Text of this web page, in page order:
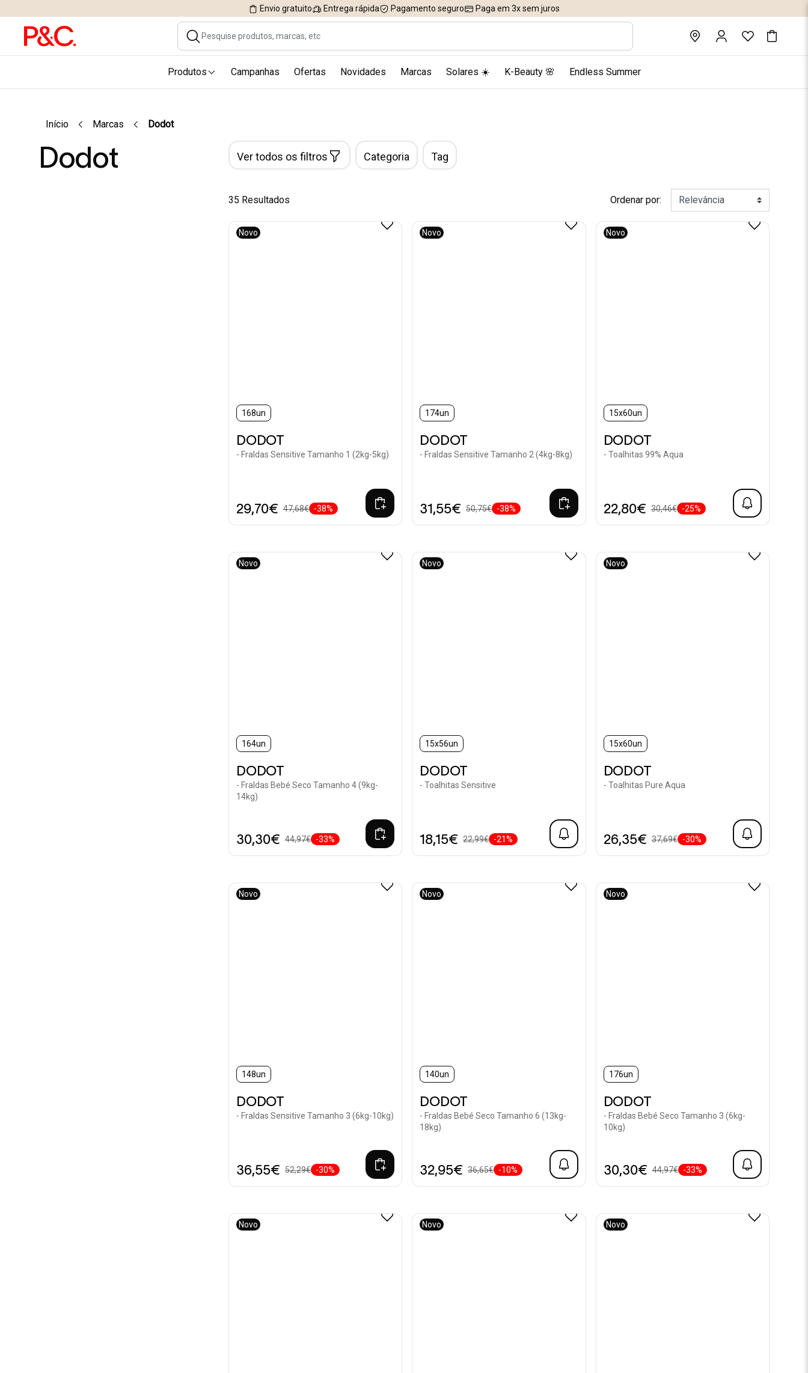
Envio gratuito Entrega rápida Pagamento seguro Paga em 3x sem juros
Produtos Campanhas Ofertas Novidades Marcas Solares ☀️ K-Beauty 🌸 Endless Summer
Início Marcas Dodot
Dodot Ver todos os filtros Categoria Tag
35 Resultados Ordenar por:
Novo
168un
DODOT
- Fraldas Sensitive Tamanho 1 (2kg-5kg)
29,70€ 47,68€ -38%
Novo
174un
DODOT
- Fraldas Sensitive Tamanho 2 (4kg-8kg)
31,55€ 50,75€ -38%
Novo
15x60un
DODOT
- Toalhitas 99% Aqua
22,80€ 30,46€ -25%
Novo
164un
DODOT
- Fraldas Bebé Seco Tamanho 4 (9kg-
14kg)
30,30€ 44,97€ -33%
Novo
15x56un
DODOT
- Toalhitas Sensitive
18,15€ 22,99€ -21%
Novo
15x60un
DODOT
- Toalhitas Pure Aqua
26,35€ 37,69€ -30%
Novo
148un
DODOT
- Fraldas Sensitive Tamanho 3 (6kg-10kg)
36,55€ 52,29€ -30%
Novo
140un
DODOT
- Fraldas Bebé Seco Tamanho 6 (13kg-
18kg)
32,95€ 36,65€ -10%
Novo
176un
DODOT
- Fraldas Bebé Seco Tamanho 3 (6kg-
10kg)
30,30€ 44,97€ -33%
Novo Novo Novo